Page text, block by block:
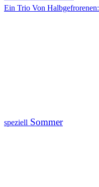
Ein Trio Von
speziell Sommer